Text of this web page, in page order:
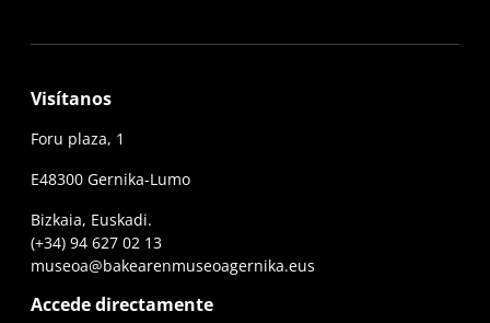
Visítanos
Foru plaza, 1
E48300 Gernika-Lumo
Bizkaia, Euskadi.
(+34) 94 627 02 13
museoa@bakearenmuseoagernika.eus
Accede directamente